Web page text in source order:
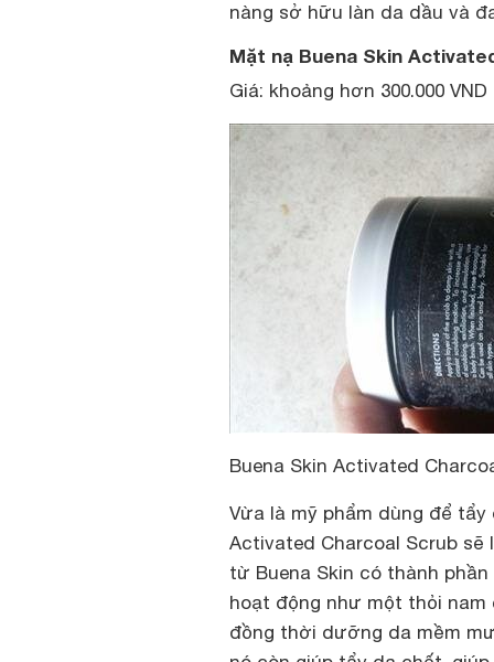
nàng sở hữu làn da dầu và
Mặt nạ Buena Skin
Giá: khoảng hơn 300.000 VND
Buena Skin Activated
Vừa là mỹ phẩm dùng để
Activated Charcoal Scrub sẽ
từ Buena Skin có thành
hoạt động như một thỏi
đồng thời dưỡng da mềm